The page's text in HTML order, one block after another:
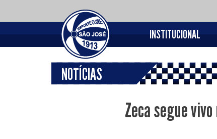
INSTITUCIONAL
NOTÍCIAS
Zeca segue